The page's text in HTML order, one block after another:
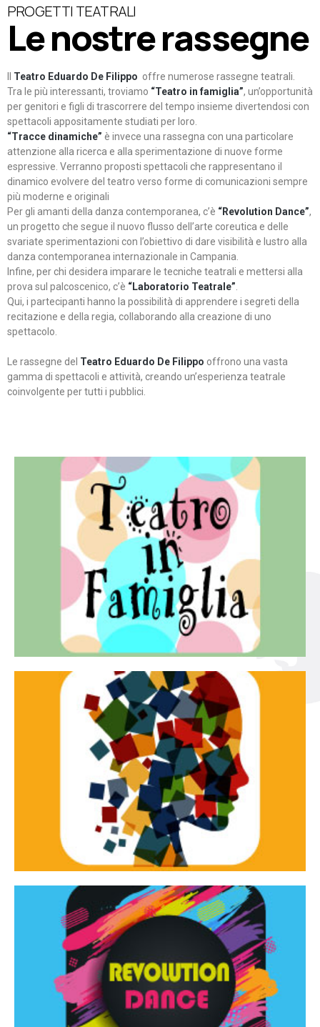
PROGETTI TEATRALI
Le nostre rassegne
Teatro Eduardo De Filippo offre numerose rassegne teatrali.
Tra le più interessanti, troviamo “Teatro in famiglia”, un’opportunità
per genitori e figli di trascorrere del tempo insieme divertendosi con
spettacoli appositamente studiati per loro.
“Tracce dinamiche” è invece una rassegna con una particolare
attenzione alla ricerca e alla sperimentazione di nuove forme
espressive. Verranno proposti spettacoli che rappresentano il
dinamico evolvere del teatro verso forme di comunicazioni sempre
più moderne e originali
Per gli amanti della danza contemporanea, c’è “Revolution Dance”,
un progetto che segue il nuovo flusso dell’arte coreutica e delle
svariate sperimentazioni con l’obiettivo di dare visibilità e lustro alla
danza contemporanea internazionale in Campania.
Infine, per chi desidera imparare le tecniche teatrali e mettersi alla
prova sul palcoscenico, c’è “Laboratorio Teatrale”
Qui, i partecipanti hanno la possibilità di apprendere i segreti della
recitazione e della regia, collaborando alla creazione di uno
spettacolo.
Le rassegne del Teatro Eduardo De Filippo offrono una vasta
gamma di spettacoli e attività, creando un’esperienza teatrale
coinvolgente per tutti i pubblici.
Teatro in famiglia
Teatro In Famiglia è una rassegna di teatro concepita
per far condividere e godere del teatro all’intera
famiglia.
Continua
Tracce dinamiche
Tracce Dinamiche è una rassegna di teatro
d’innovazione e sperimentale.
Continua
Revolution Dance
Rassegna di danza contemporanea – I Edizione